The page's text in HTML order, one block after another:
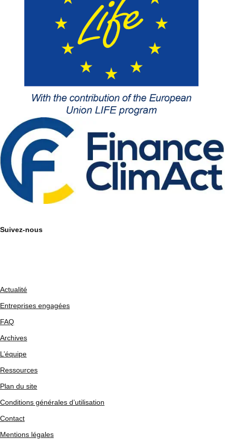
Suivez-nous
Actualité
Entreprises engagées
FAQ
Archives
L’équipe
Ressources
Plan du site
Conditions générales d’utilisation
Contact
Mentions légales